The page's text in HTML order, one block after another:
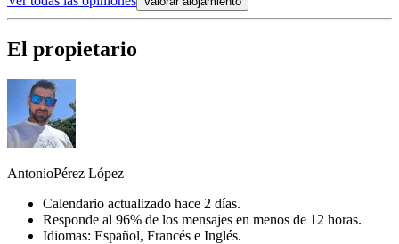
El propietario
AntonioPérez López
Calendario actualizado hace 2 días.
Responde al 96% de los mensajes en menos de 12 horas.
Idiomas: Español, Francés e Inglés.